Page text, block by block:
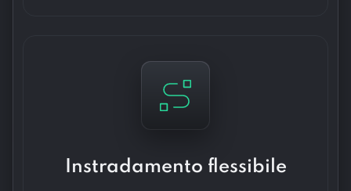
Instradamento flessibile